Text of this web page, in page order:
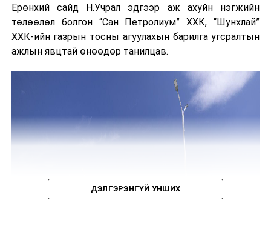
Ерөнхий сайд Н.Учрал эдгээр аж ахуйн нэгжийн
төлөөлөл болгон “Сан Петролиум” ХХК, “Шунхлай”
ХХК-ийн газрын тосны агуулахын барилга угсралтын
ажлын явцтай өнөөдөр танилцав.
ДЭЛГЭРЭНГҮЙ УНШИХ